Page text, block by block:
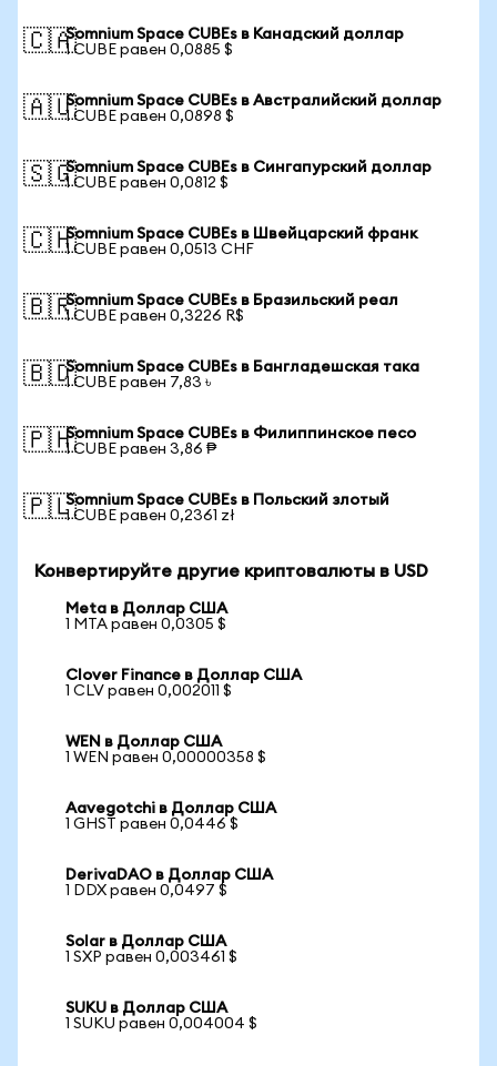
🇨🇦Somnium Space CUBEs в Канадский доллар
1 CUBE равен 0,0885 $
🇦🇺Somnium Space CUBEs в Австралийский доллар
1 CUBE равен 0,0898 $
🇸🇬Somnium Space CUBEs в Сингапурский доллар
1 CUBE равен 0,0812 $
🇨🇭Somnium Space CUBEs в Швейцарский франк
1 CUBE равен 0,0513 CHF
🇧🇷Somnium Space CUBEs в Бразильский реал
1 CUBE равен 0,3226 R$
🇧🇩Somnium Space CUBEs в Бангладешская така
1 CUBE равен 7,83 ৳
🇵🇭Somnium Space CUBEs в Филиппинское песо
1 CUBE равен 3,86 ₱
🇵🇱Somnium Space CUBEs в Польский злотый
1 CUBE равен 0,2361 zł
Конвертируйте другие криптовалюты в USD
Meta в Доллар США
1 MTA равен 0,0305 $
Clover Finance в Доллар США
1 CLV равен 0,002011 $
WEN в Доллар США
1 WEN равен 0,00000358 $
Aavegotchi в Доллар США
1 GHST равен 0,0446 $
DerivaDAO в Доллар США
1 DDX равен 0,0497 $
Solar в Доллар США
1 SXP равен 0,003461 $
SUKU в Доллар США
1 SUKU равен 0,004004 $